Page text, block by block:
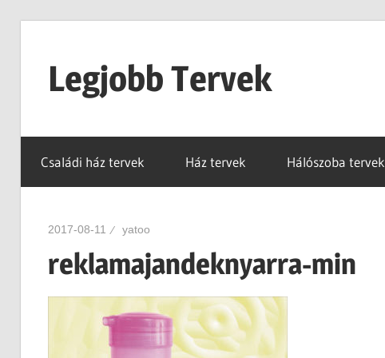
Legjobb Tervek
mindig
van
egy
tervünk…!
Családi ház tervek Ház tervek Hálószoba tervek
2017-08-11 yatoo
reklamajandeknyarra-min